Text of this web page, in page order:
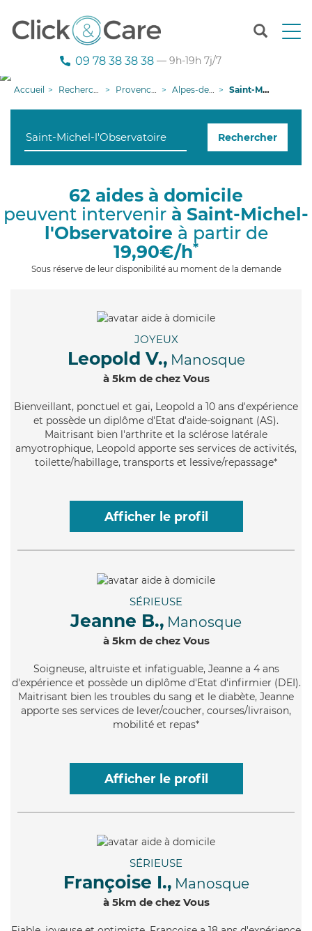
T
n
g
i
09 78 38 38 38 — 9h-19h 7j/7
Accueil Recherche aide à domicile Provence-Alpes-Côte d'Azur Alpes-de-Haute-Provence Saint-Michel-l'Observatoire
Rechercher
62 aides à domicile
peuvent intervenir à Saint-Michel-
l'Observatoire à partir de
19,90€/h*
Sous réserve de leur disponibilité au moment de la demande
JOYEUX
Leopold V., Manosque
à 5km de chez Vous
Bienveillant, ponctuel et gai, Leopold a 10 ans d'expérience
et possède un diplôme d'Etat d'aide-soignant (AS).
Maitrisant bien l'arthrite et la sclérose latérale
amyotrophique, Leopold apporte ses services de activités,
toilette/habillage, transports et lessive/repassage*
Afficher le profil
SÉRIEUSE
Jeanne B., Manosque
à 5km de chez Vous
Soigneuse, altruiste et infatiguable, Jeanne a 4 ans
d'expérience et possède un diplôme d'Etat d'infirmier (DEI).
Maitrisant bien les troubles du sang et le diabète, Jeanne
apporte ses services de lever/coucher, courses/livraison,
mobilité et repas*
Afficher le profil
SÉRIEUSE
Françoise I., Manosque
à 5km de chez Vous